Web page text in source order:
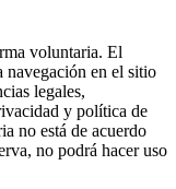
voluntaria. El
navegación en el sitio
legales,
y política de
no está de acuerdo
no podrá hacer uso